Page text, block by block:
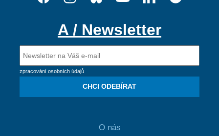
A / Newsletter
zpracování osobních údajů
CHCI ODEBÍRAT
O nás